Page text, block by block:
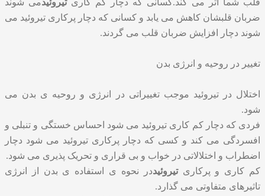
قلب شما اثر می کند.کسانی که دچار کم کاریتیروئیدمی شوند
ضربان قلبشان کاهش می یابد و کسانی که دچار پرکاری تیروئید می
شوند دچار افزایش ضربان قلب می گردند.
تغییر در روحیه و انرژی بدن
اختلال در تیروئید موجب تغییراتی در انرژی و روحیه ی بدن می
شود.
فردی که دچار کم کاری تیروئید می شود احساس خستگی و تنبلی و
افسردگی می کند و کسی که دچار پرکاری تیروئید می شود دچار
اضطراب و اختلالاتی در خواب و بی قراری و تحریک پذیری می شود.
کم کاری و پرکاریتیروئیددر نحوه ی استفاده ی بدن از انرژی
تاثیرهای متفاوتی می گذارد.